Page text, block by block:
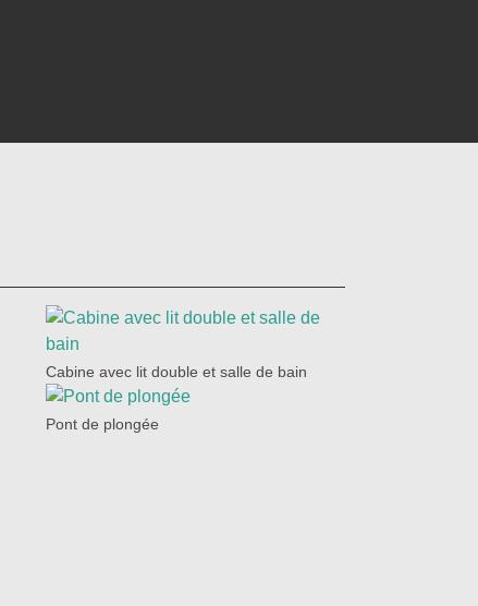
Cabine avec lit double et salle de bain
Pont de plongée